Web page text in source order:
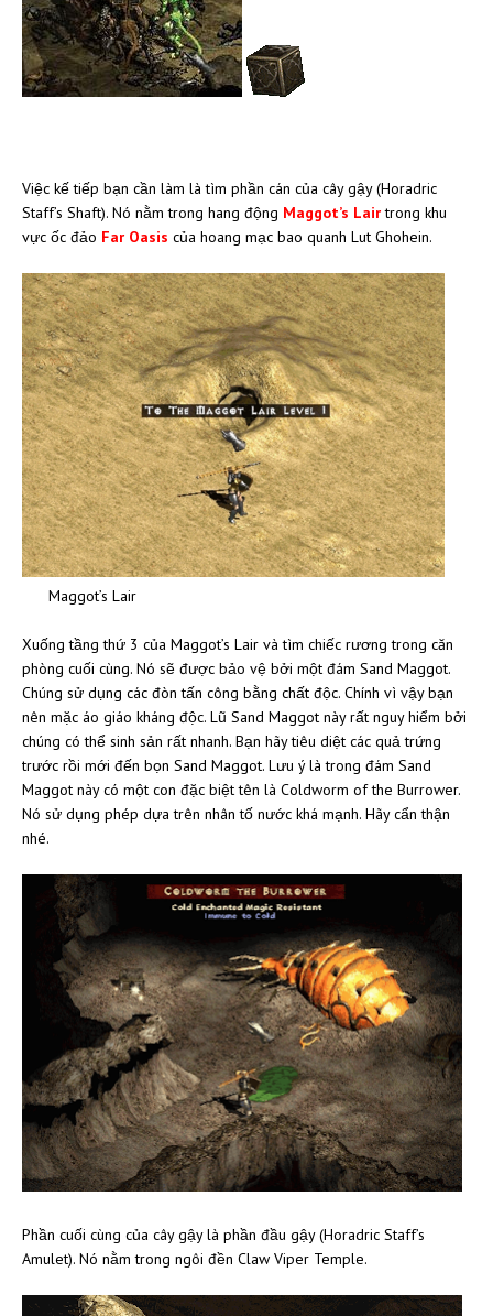
Việc kế tiếp bạn cần làm là tìm phần cán của cây gậy (Horadric
Staff’s Shaft). Nó nằm trong hang động Maggot’s Lairtrong khu
vực ốc đảo Far Oasis của hoang mạc bao quanh Lut Ghohein.
Maggot’s Lair
Xuống tầng thứ 3 của Maggot’s Lair và tìm chiếc rương trong căn
phòng cuối cùng. Nó sẽ được bảo vệ bởi một đám Sand Maggot.
Chúng sử dụng các đòn tấn công bằng chất độc. Chính vì vậy bạn
nên mặc áo giáo kháng độc. Lũ Sand Maggot này rất nguy hiểm bởi
chúng có thể sinh sản rất nhanh. Bạn hãy tiêu diệt các quả trứng
trước rồi mới đến bọn Sand Maggot. Lưu ý là trong đám Sand
Maggot này có một con đặc biệt tên là Coldworm of the Burrower.
Nó sử dụng phép dựa trên nhân tố nước khá mạnh. Hãy cẩn thận
nhé.
Phần cuối cùng của cây gậy là phần đầu gậy (Horadric Staff’s
Amulet). Nó nằm trong ngôi đền Claw Viper Temple.